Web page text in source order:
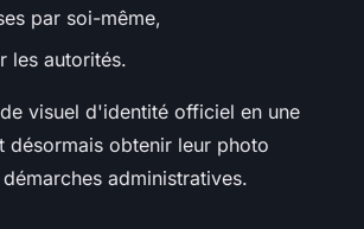
par soi-même,
les autorités.
visuel d'identité officiel en une
désormais obtenir leur photo
administratives.